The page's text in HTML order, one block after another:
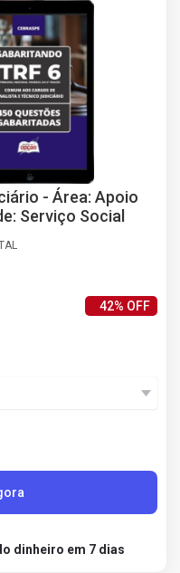
- Área: Apoio
Serviço Social
42% OFF
dinheiro em 7 dias